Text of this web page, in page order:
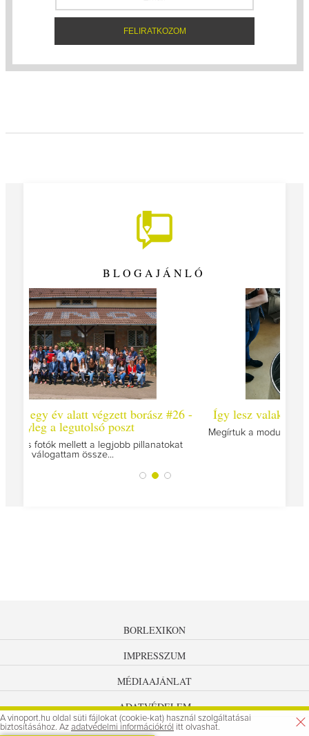
BLOGAJÁNLÓ
#26 - Így lesz valaki egy év alatt végzett borász #25
Megírtuk a modulzáró vizsgákat, már lázasan készülünk
az utolsó...
BORLEXIKON
IMPRESSZUM
MÉDIAAJÁNLAT
ADATVÉDELEM
A vinoport.hu oldal süti fájlokat (cookie-kat) használ szolgáltatásai
biztosításához. Az adatvédelmi információkról itt olvashat.